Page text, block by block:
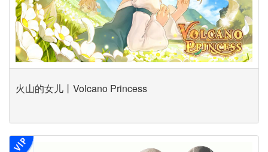
火山的女儿丨Volcano Princess